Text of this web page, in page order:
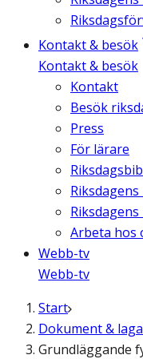
Kontakt & besök
Kontakt & besök
Kontakt
Besök
Press
För lärare
Arbeta hos
Webb-tv
Webb-tv
Start
Dokument &
Grundläggande